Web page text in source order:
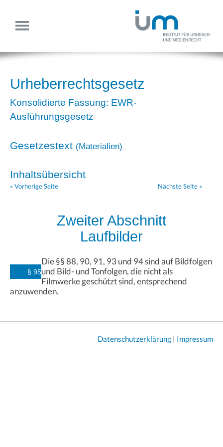
Urheberrechtsgesetz
Konsolidierte Fassung: EWR-
Ausführungsgesetz
Gesetzestext (Materialien)
Inhaltsübersicht
« Vorherige Seite Nächste Seite »
Zweiter Abschnitt
Laufbilder
§ 95
Die §§ 88, 90, 91, 93 und 94 sind auf Bildfolgen
und Bild- und Tonfolgen, die nicht als
Filmwerke geschützt sind, entsprechend
anzuwenden.
Datenschutzerklärung | Impressum